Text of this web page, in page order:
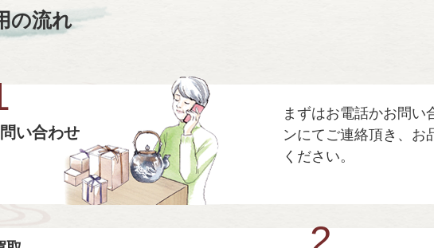
の流れ
い合わせ
まずはお電話かお問い
ンにてご連絡頂き、お
ください。